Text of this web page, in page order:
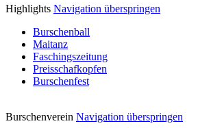
Highlights Navigation überspringen
Burschenball
Maitanz
Faschingszeitung
Preisschafkopfen
Burschenfest
Burschenverein Navigation überspringen